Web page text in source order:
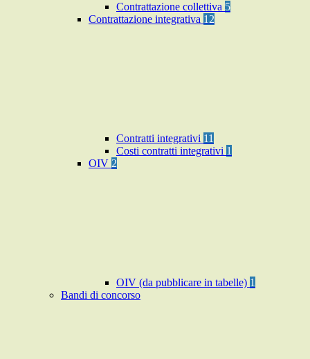
Contrattazione collettiva 5
Contrattazione integrativa 12
Contratti integrativi 11
Costi contratti integrativi 1
OIV 2
OIV (da pubblicare in tabelle) 1
Bandi di concorso